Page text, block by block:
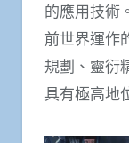
的應用技術
前世界運作
規劃、靈衍
具有極高地